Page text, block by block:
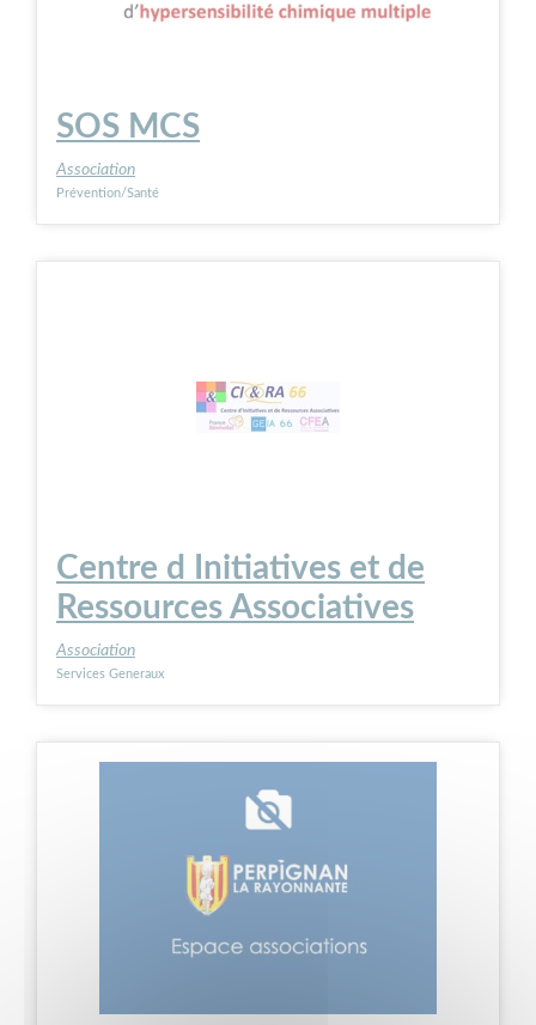
SOS MCS
Association
Prévention/Santé
Centre d Initiatives et de
Ressources Associatives
Association
Services Generaux